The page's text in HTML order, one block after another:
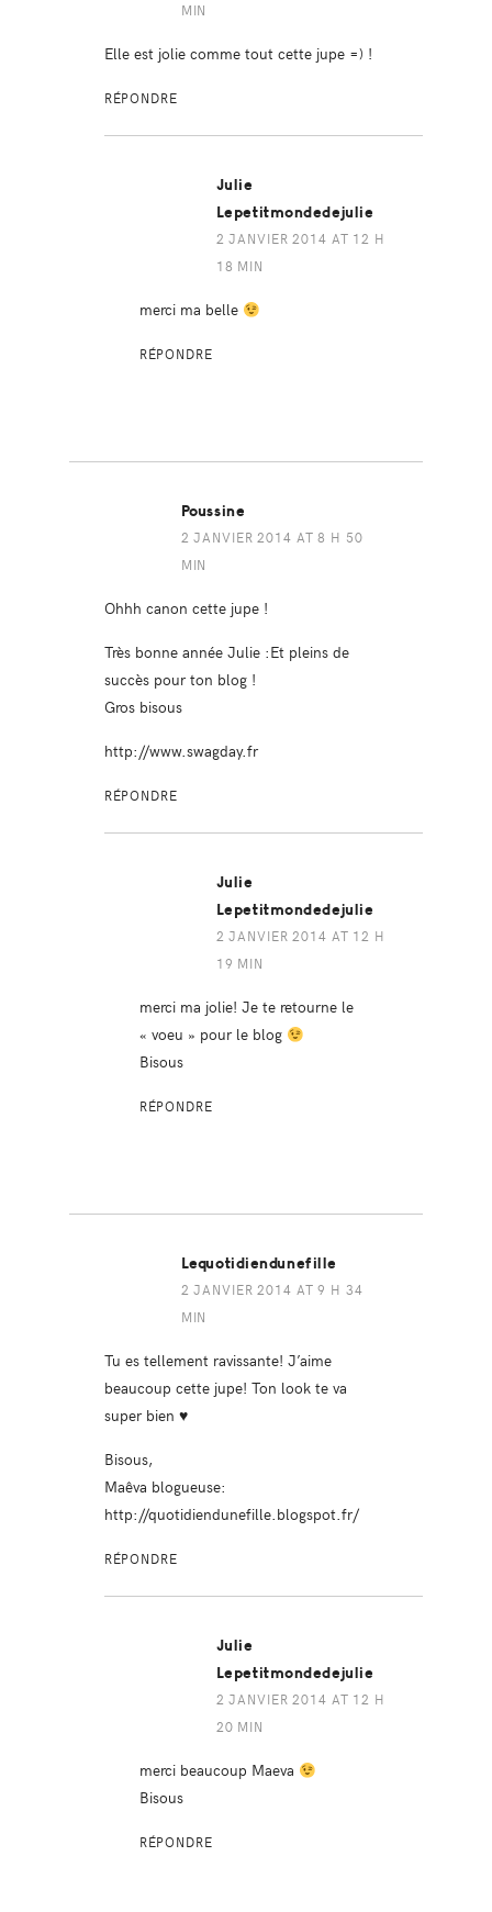
MIN
Elle est jolie comme tout cette jupe =) !
RÉPONDRE
Julie
Lepetitmondedejulie
2 JANVIER 2014 AT 12 H
18 MIN
merci ma belle
RÉPONDRE
Poussine
2 JANVIER 2014 AT 8 H 50
MIN
Ohhh canon cette jupe !
Très bonne année Julie :Et pleins de
succès pour ton blog !
Gros bisous
http://www.swagday.fr
RÉPONDRE
Julie
Lepetitmondedejulie
2 JANVIER 2014 AT 12 H
19 MIN
merci ma jolie! Je te retourne le
« voeu » pour le blog
Bisous
RÉPONDRE
Lequotidiendunefille
2 JANVIER 2014 AT 9 H 34
MIN
Tu es tellement ravissante! J’aime
beaucoup cette jupe! Ton look te va
super bien ♥
Bisous,
Maêva blogueuse:
http://quotidiendunefille.blogspot.fr/
RÉPONDRE
Julie
Lepetitmondedejulie
2 JANVIER 2014 AT 12 H
20 MIN
merci beaucoup Maeva
Bisous
RÉPONDRE